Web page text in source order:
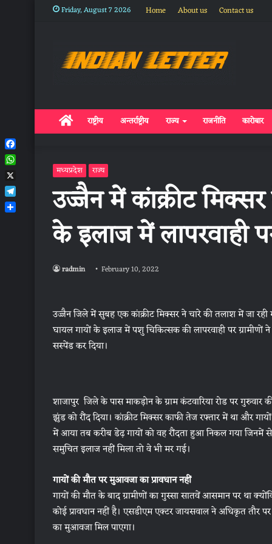
Friday, August 7 2026 Home About us Contact us
Homeराष्ट्रीय अन्तर्राष्ट्रीय राज्य राजनीति कारोबार
मध्यप्रदेश राज्य
उज्जैन में कांक्रीट
के इलाज में लापरवाही
radmin February 10, 2022
उज्जैन जिले में सुबह एक कांक्रीट मिक्सर ने चारे की तलाश में जा
घायल गायों के इलाज में पशु चिकित्सक की लापरवाही पर
सस्पेंड कर दिया।
शाजापुर जिले के पास माकड़ोन के ग्राम कंटवारिया रोड पर
झुंड को रौंद दिया। कांक्रीट मिक्सर काफी तेज रफ्तार में था
में आया तब करीब डेढ़ गायों को वह रौंदता हुआ निकल गया जिनमें
समुचित इलाज नहीं मिला तो वे भी मर गई।
गायों की मौत पर मुआवजा का प्रावधान नहीं
गायों की मौत के बाद ग्रामीणों का गुस्सा सातवें आसमान पर था
कोई प्रावधान नहीं है। एसडीएम एक्टर जायसवाल ने अधिकृत तौर
का मुआवजा मिल पाएगा।
Facebook
WhatsApp
X
Telegram